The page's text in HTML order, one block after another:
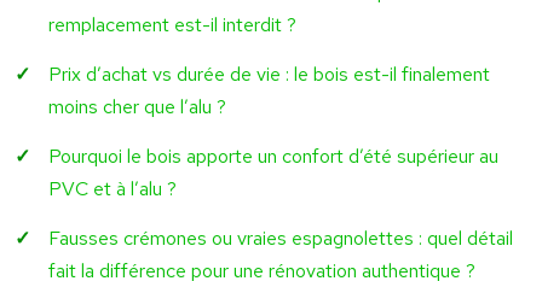
remplacement est-il interdit ?
Prix d’achat vs durée de vie : le bois est-il finalement
moins cher que l’alu ?
Pourquoi le bois apporte un confort d’été supérieur au
PVC et à l’alu ?
Fausses crémones ou vraies espagnolettes : quel détail
fait la différence pour une rénovation authentique ?